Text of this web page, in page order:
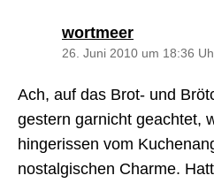
wortmeersagt:
26. Juni 2010 um 18:36
Ach, auf das Brot- und
gestern garnicht geachtet,
hingerissen vom
nostalgischen Charme.